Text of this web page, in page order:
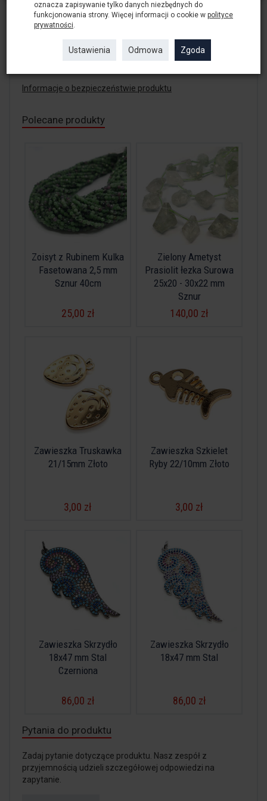
Nici jedwabne do supełkowania Pereł. Rozmiar 18 - cieńkie.
W ofercie mamy rozmiar - 15 - średnie oraz 12 - grube,
Informacje o bezpieczeństwie produktu
Polecane produkty
Zoisyt z Rubinem Kulka
Fasetowana 2,5 mm
Sznur 40cm
25,00 zł
Zielony Ametyst
Prasiolit łezka Surowa
25x20 - 30x22 mm
Sznur
140,00 zł
Zawieszka Truskawka
21/15mm Złoto
3,00 zł
Zawieszka Szkielet
Ryby 22/10mm Złoto
3,00 zł
Zawieszka Skrzydło
18x47 mm Stal
Czerniona
86,00 zł
Zawieszka Skrzydło
18x47 mm Stal
86,00 zł
Pytania do produktu
Zadaj pytanie dotyczące produktu. Nasz zespół z
przyjemnością udzieli szczegółowej odpowiedzi na
zapytanie.
oznacza zapisywanie tylko danych niezbędnych do
funkcjonowania strony. Więcej informacji o cookie w polityce
prywatności
Ustawienia Odmowa Zgoda